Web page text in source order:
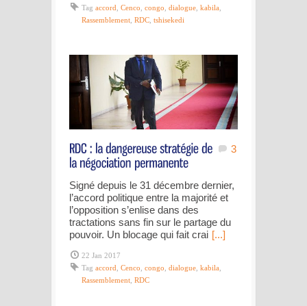
Tag accord Cenco congo dialogue kabila
Rassemblement RDC tshisekedi
3
Signé depuis le 31 décembre dernier,
l’accord politique entre la majorité et
l’opposition s’enlise dans des
tractations sans fin sur le partage du
pouvoir. Un blocage qui fait crai [...]
22 Jan 2017
Tag accord Cenco congo dialogue kabila
Rassemblement RDC